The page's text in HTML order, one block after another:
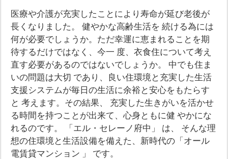
医療や介護が充実したことにより寿命が延び老後が
長くなりました。 健やかな高齢生活を 続ける為には
何が必要でしょうか。ただ幸運に恵まれることを期
待するだけではなく、今一 度、衣食住について考え
直す必要があるのではないでしょうか。 中でも住ま
いの問題は大切 であり、良い住環境と充実した生活
支援システムが毎日の生活に余裕と安心をもたらす
と 考えます。その結果、 充実した生きがいを活かせ
る時間を持つことが出来て、心身ともに健 やかにな
れるのです。 「エル・セレーノ府中」 は、 そんな理
想の住環境と生活設備を備えた、新時代の「オール
電賃貸マンション 」 です。